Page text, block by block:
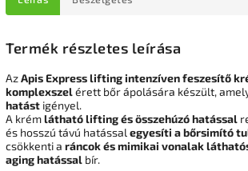
Termék részletes leírása
AzApis Express lifting intenzíven feszesítő
komplexszelérett bőr ápolására készült,
hatást igényel.
A krémlátható lifting és összehúzó hatással
és hosszú távú hatással egyesíti a bőrsimító
csökkenti a ráncok és mimikai vonalak
aging hatással bír.